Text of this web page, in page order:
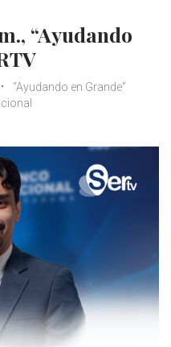
“Ayudando
“Ayudando en Grande”